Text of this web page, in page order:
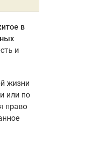
в
и
жизни
или по
право